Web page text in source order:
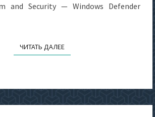
and Security — Windows Defender
ЧИТАТЬ ДАЛЕЕЧИТАТЬ ДАЛЕЕ